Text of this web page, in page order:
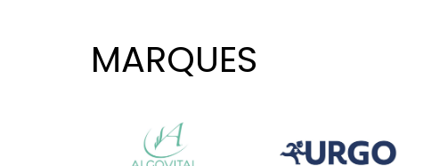
MARQUES